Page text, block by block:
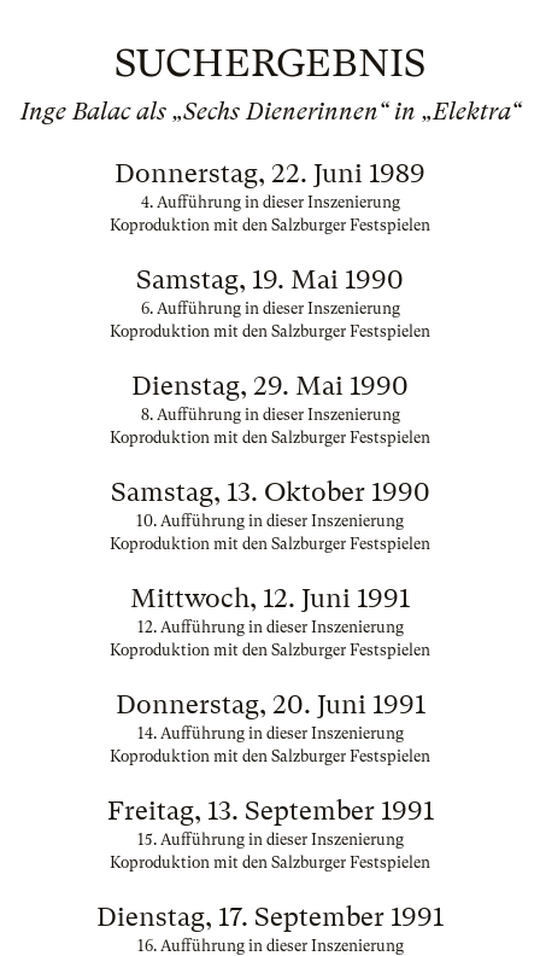
SUCHERGEBNIS
Inge Balac als „Sechs Dienerinnen“ in „Elektra“
Donnerstag, 22. Juni 1989
4. Aufführung in dieser Inszenierung
Koproduktion mit den Salzburger Festspielen
Samstag, 19. Mai 1990
6. Aufführung in dieser Inszenierung
Koproduktion mit den Salzburger Festspielen
Dienstag, 29. Mai 1990
8. Aufführung in dieser Inszenierung
Koproduktion mit den Salzburger Festspielen
Samstag, 13. Oktober 1990
10. Aufführung in dieser Inszenierung
Koproduktion mit den Salzburger Festspielen
Mittwoch, 12. Juni 1991
12. Aufführung in dieser Inszenierung
Koproduktion mit den Salzburger Festspielen
Donnerstag, 20. Juni 1991
14. Aufführung in dieser Inszenierung
Koproduktion mit den Salzburger Festspielen
Freitag, 13. September 1991
15. Aufführung in dieser Inszenierung
Koproduktion mit den Salzburger Festspielen
Dienstag, 17. September 1991
16. Aufführung in dieser Inszenierung